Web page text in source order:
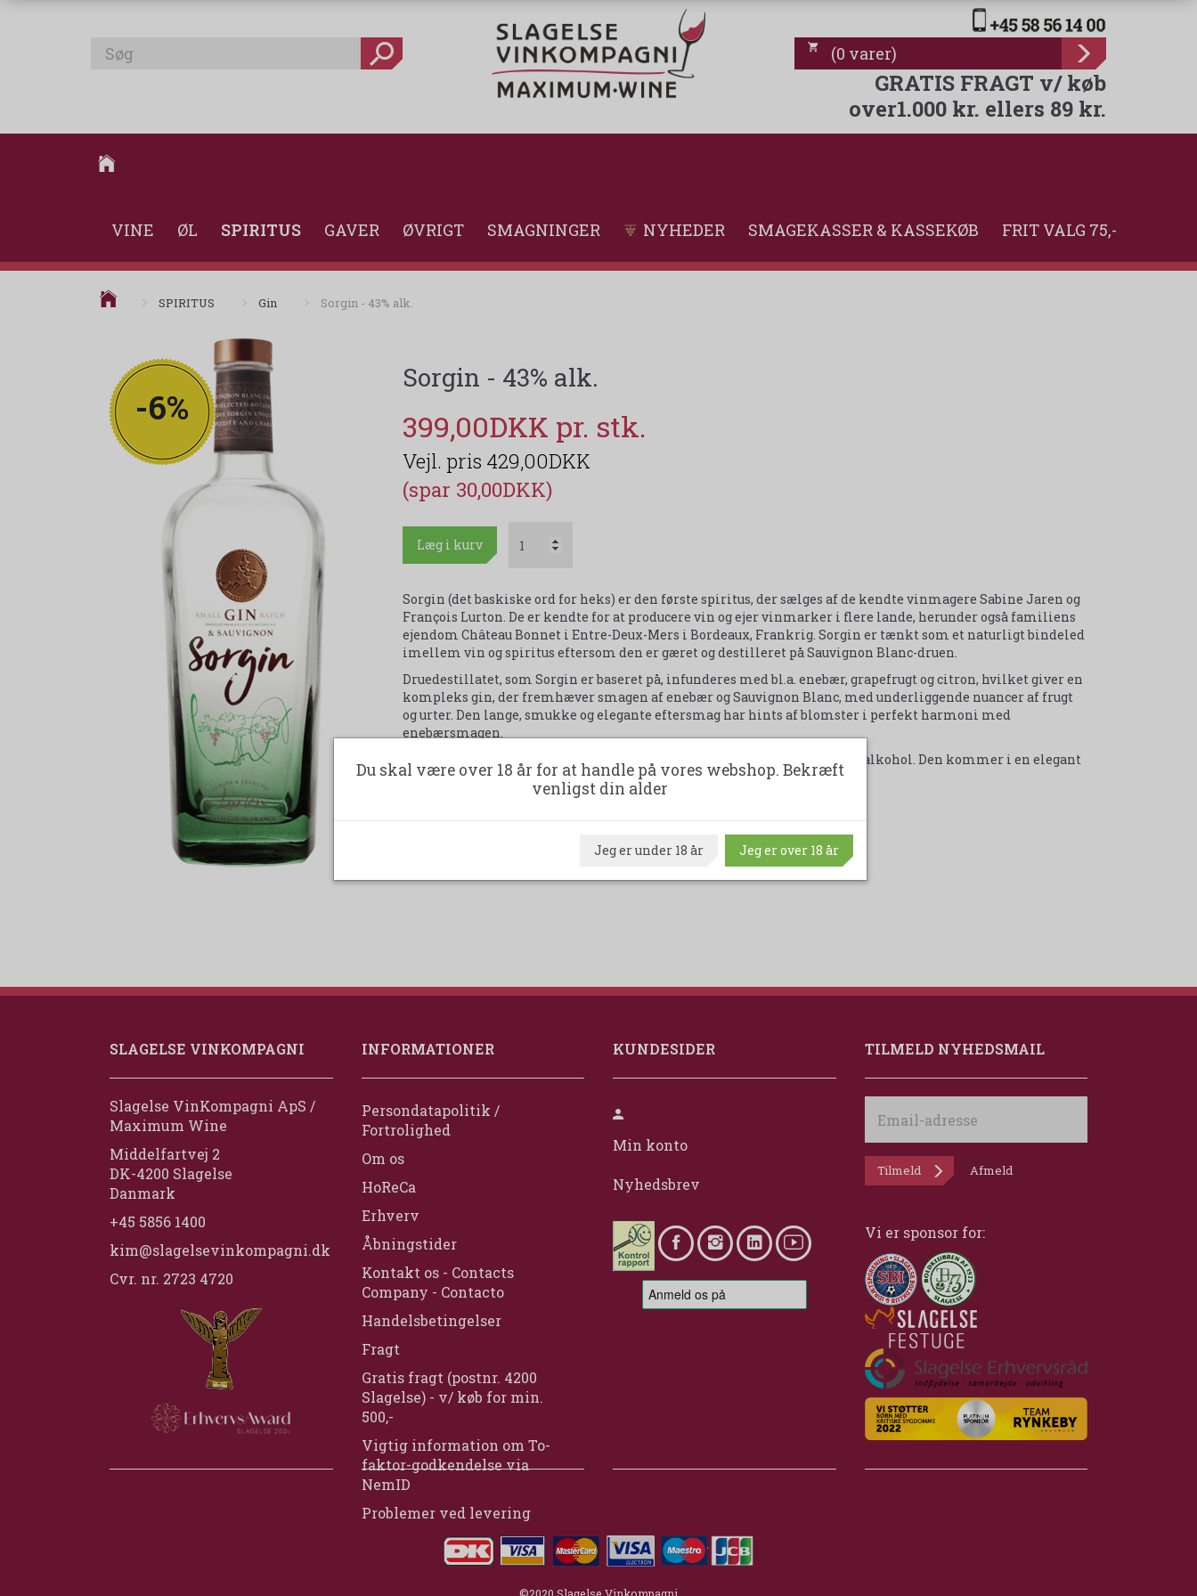
(0 varer)
GRATIS FRAGT v/ køb
over1.000 kr. ellers 89 kr.
VINE ØL SPIRITUS GAVER ØVRIGT SMAGNINGER NYHEDER SMAGEKASSER & KASSEKØB FRIT VALG 75,-
SPIRITUS Gin Sorgin - 43% alk.
-6%
Sorgin - 43% alk.
399,00DKK
429,00DKK
(spar 30,00DKK)
Læg i kurv
Sorgin (det baskiske ord for heks) er den første spiritus, der sælges af de kendte vinmagere Sabine Jaren og
François Lurton. De er kendte for at producere vin og ejer vinmarker i flere lande, herunder også familiens
ejendom Château Bonnet i Entre-Deux-Mers i Bordeaux, Frankrig. Sorgin er tænkt som et naturligt bindeled
imellem vin og spiritus eftersom den er gæret og destilleret på Sauvignon Blanc-druen.
Druedestillatet, som Sorgin er baseret på, infunderes med bl.a. enebær, grapefrugt og citron, hvilket giver en
kompleks gin, der fremhæver smagen af enebær og Sauvignon Blanc, med underliggende nuancer af frugt
og urter. Den lange, smukke og elegante eftersmag har hints af blomster i perfekt harmoni med
enebærsmagen.
Sorgin klassificeres som en klassisk London Dry Gin, og indeholder 43 % alkohol. Den kommer i en elegant
og smukt dekoreret flaske, og smag og design går op i en højere enhed.
Udskriv produktark
SLAGELSE VINKOMPAGNI
Slagelse VinKompagni ApS /
Maximum Wine
Middelfartvej 2
DK-4200 Slagelse
Danmark
+45 5856 1400
kim@slagelsevinkompagni.dk
Cvr. nr. 2723 4720
INFORMATIONER
Persondatapolitik /
Fortrolighed
Om os
HoReCa
Erhverv
Åbningstider
Kontakt os - Contacts
Company - Contacto
Handelsbetingelser
Fragt
Gratis fragt (postnr. 4200
Slagelse) - v/ køb for min.
500,-
Vigtig information om To-
faktor-godkendelse via
NemID
Problemer ved levering
KUNDESIDER
Min konto
Nyhedsbrev
TILMELD NYHEDSMAIL
adresse
Tilmeld Afmeld
Vi er sponsor for:
Du skal være over 18 år for at handle på vores webshop. Bekræft
venligst din alder
Jeg er under 18 år Jeg er over 18 år